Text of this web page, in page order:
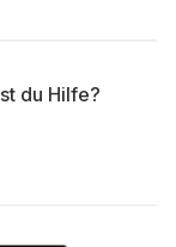
du Hilfe?